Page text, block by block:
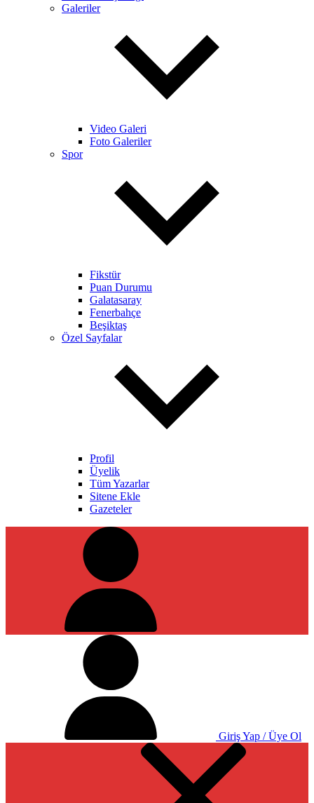
Galeriler
Video Galeri
Foto Galeriler
Spor
Fikstür
Puan Durumu
Galatasaray
Fenerbahçe
Beşiktaş
Özel Sayfalar
Profil
Üyelik
Tüm Yazarlar
Sitene Ekle
Gazeteler
Giriş Yap / Üye Ol